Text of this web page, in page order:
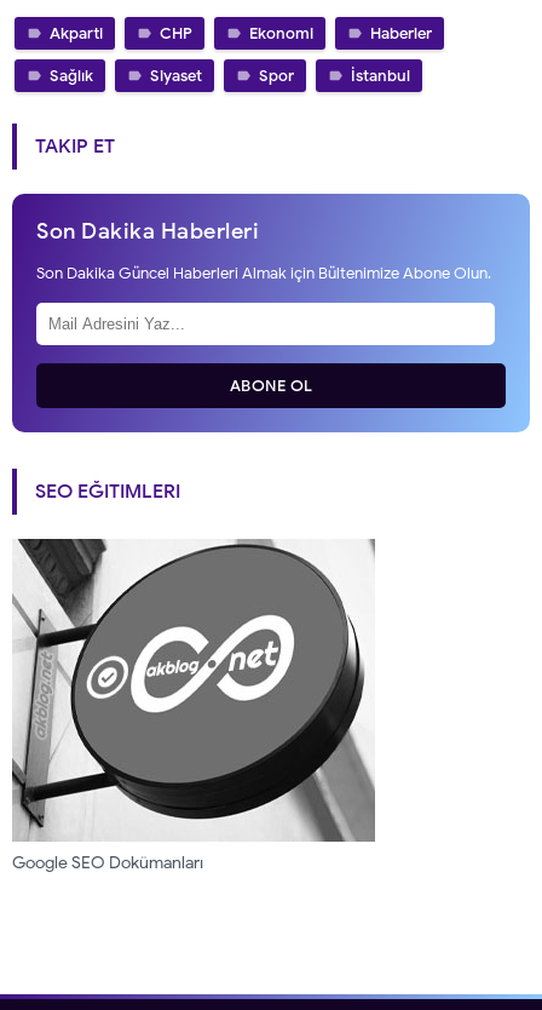
Akparti CHP Ekonomi Haberler
Sağlık Siyaset Spor İstanbul
TAKIP ET
Son Dakika Haberleri
Son Dakika Güncel Haberleri Almak için Bültenimize Abone Olun.
ABONE OL
SEO EĞITIMLERI
Google SEO Dokümanları